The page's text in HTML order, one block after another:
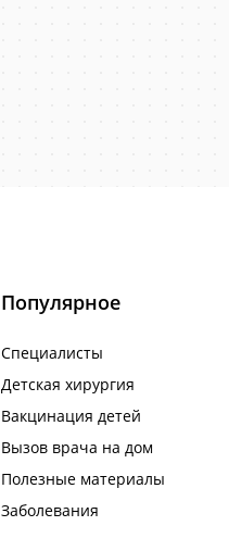
Популярное
Специалисты
Детская хирургия
Вакцинация детей
Вызов врача на дом
Полезные материалы
Заболевания